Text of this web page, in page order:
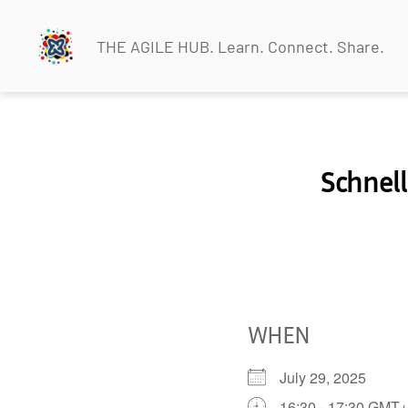
THE AGILE HUB. Learn. Connect. Share.
WHEN
July 29, 2025